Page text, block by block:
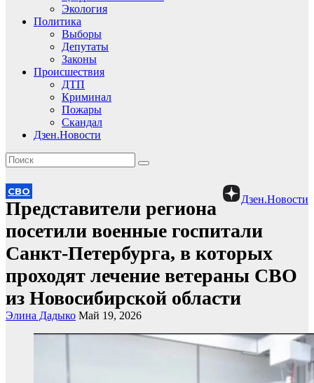
Экология
Политика
Выборы
Депутаты
Законы
Происшествия
ДТП
Криминал
Пожары
Скандал
Дзен.Новости
Дзен.Новости
СВО
Представители региона
посетили военные госпитали
Санкт-Петербурга, в которых
проходят лечение ветераны СВО
из Новосибирской области
Элина Дадыко Май 19, 2026